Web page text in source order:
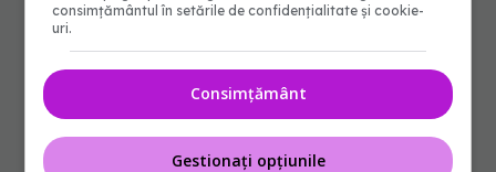
consimțământul în setările de confidențialitate și cookie-
uri.
Consimțământ
Gestionați opțiunile